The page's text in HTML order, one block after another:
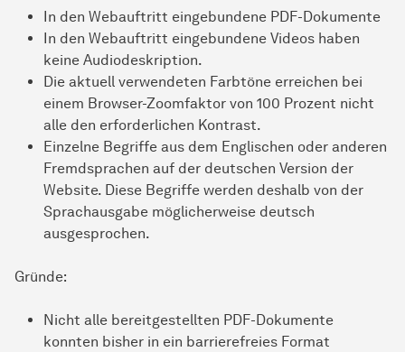
In den Webauftritt eingebundene PDF-Dokumente
In den Webauftritt eingebundene Videos haben
keine Audiodeskription.
Die aktuell verwendeten Farbtöne erreichen bei
einem Browser-Zoomfaktor von 100 Prozent nicht
alle den erforderlichen Kontrast.
Einzelne Begriffe aus dem Englischen oder anderen
Fremdsprachen auf der deutschen Version der
Website. Diese Begriffe werden deshalb von der
Sprachausgabe möglicherweise deutsch
ausgesprochen.
Gründe:
Nicht alle bereitgestellten PDF-Dokumente
konnten bisher in ein barrierefreies Format